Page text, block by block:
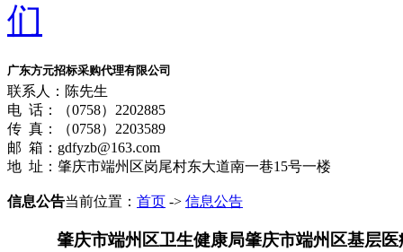
广东方元招标采购代理有限公司
联系人：陈先生
电 话：（0758）2202885
传 真：（0758）2203589
邮 箱：gdfyzb@163.com
地 址：肇庆市端州区岗尾村东大道南一巷15号一楼
信息公告当前位置： 首页 -> 信息公告
肇庆市端州区卫生健康局肇庆市端州区基层